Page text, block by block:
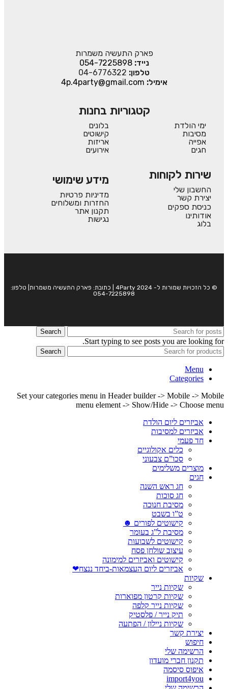
פארק התעשיה משמרות
נייד:054-7225898
טלפון: 04-6776322
אימיל: 4p.4party@gmail.com
קטגוריות בחנות
ימי הולדת
מסיבות
אפייה
חגים
בלונים
קישוטים
אריזות
אירועים
שירות לקוחות
החשבון שלי
יצירת קשר
כניסת ספקים
אודותינו
בלוג
מידע שימושי
מדיניות פרטיות
החזרות ומשלוחים
תקנון אתר
נגישות
© כל הזכויות שמורות ל- 4Party 2024 | כתובת: פארק התעשיה משמרות| טלפון:
054-7225898
Search
Start typing to see posts you are looking for.
Search
Menu
Categories
Set your categories menu in Header builder -> Mobile -> Mobile
menu element -> Show/Hide -> Choose menu
אביזרים ליום הולדת
אביזרים למסיבות
חד פעמי
כלים אקולוגיים
סכו”ם צבעוני
מוצרים משלימים
חגים
חג ראש השנה
חג סוכות
מסיבת חנוכה
ט”ו בשבט
קישוטים לפורים ☻
מסיבת ל”ג בעומר
קישוטים לשבועות
עיצוב שולחן פסח
קישוטים ואביזרים למימונה
אביזרים ליום העצמאות-ביחד ננצח❤
שקיות
שקיות נייר
שקיות קרטון מפוארות
שקיות נייר קלפה
תיק נייר / פלסטיק
שקיות ניילון / הפתעה
יצירת קשר
חיפוש
הרשימה שלי
תקנון חברי מועדון
איפוס סיסמה
import4you